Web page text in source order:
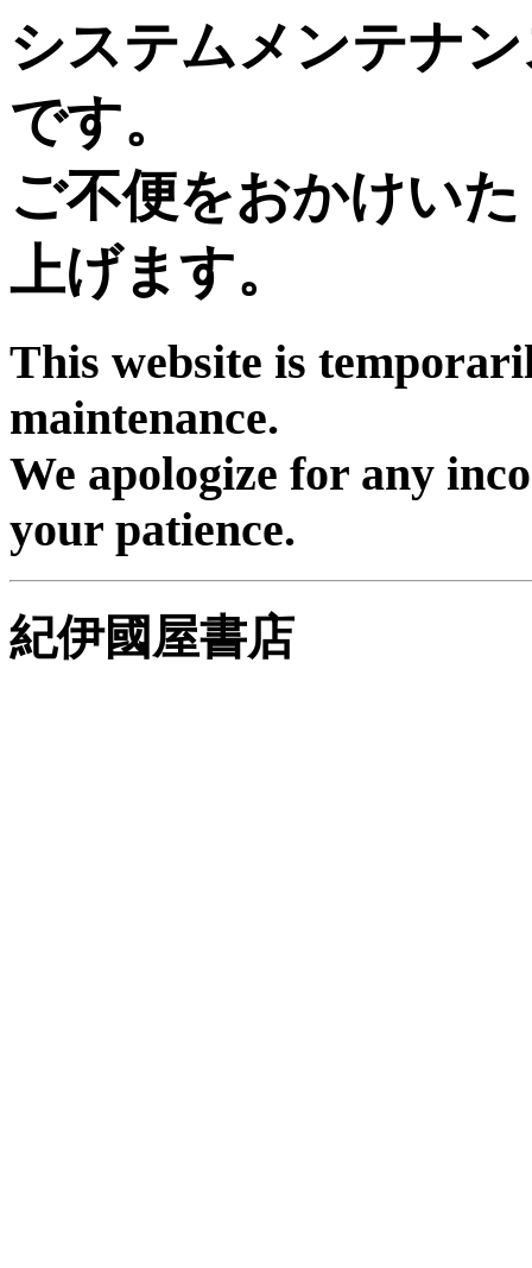
システムメンテナ
です。
ご不便をおかけい
上げます。
This website is
maintenance.
We apologize for any
your patience.
紀伊國屋書店